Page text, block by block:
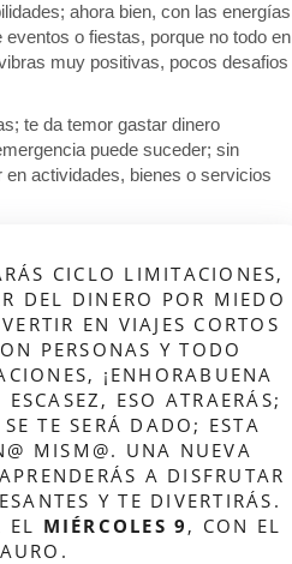
ahora bien, con las energías
o fiestas, porque no todo en
muy positivas, pocos desafios
te da temor gastar dinero
puede suceder; sin
actividades, bienes o servicios
CICLO LIMITACIONES,
DEL DINERO POR MIEDO
EN VIAJES CORTOS
PERSONAS Y TODO
¡ENHORABUENA
ESO ATRAERÁS;
TE SERÁ DADO; ESTA
MISM@. UNA NUEVA
A DISFRUTAR
Y TE DIVERTIRÁS.
EL MIÉRCOLES 9 , CON EL